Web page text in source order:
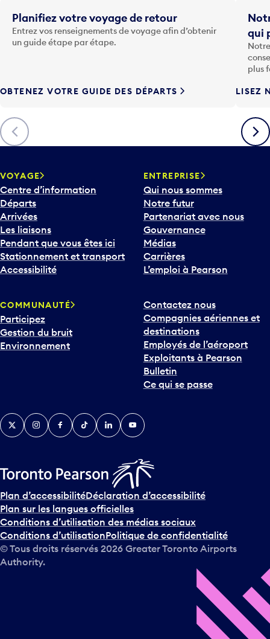
t
o
u
F
è
c
h
v
e
r
s
l
e
b
a
o
u
r
i
v
e
n
s
u
r
l
e
c
a
Précédent
Planifiez votre voyage de retour
Entrez vos renseignements de voyage afin d’obtenir
un guide étape par étape.
OBTENEZ VOTRE GUIDE DES DÉPARTS
qui
plus
LISEZ
VOYAGE
Centre d’information
Départs
Arrivées
Les liaisons
Pendant que vous êtes ici
Stationnement et transport
Accessibilité
ENTREPRISE
Qui nous sommes
Notre futur
Partenariat avec nous
Gouvernance
Médias
Carrières
L’emploi à Pearson
COMMUNAUTÉ
Participez
Gestion du bruit
Environnement
Contactez nous
Compagnies aériennes et
destinations
Employés de l’aéroport
Exploitants à Pearson
Bulletin
Ce qui se passe
TwitterInstagramFacebook
TikTokLinkedInYouTube
Plan d’accessibilitéDéclaration d’accessibilité
Plan sur les langues officielles
Conditions d’utilisation des médias sociaux
Conditions d’utilisationPolitique de confidentialité
© Tous droits réservés 2026 Greater Toronto Airports
Authority.